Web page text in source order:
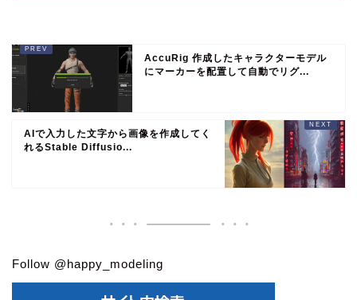
AccuRig 作成したキャラクターモデル
にマーカーを配置して自動でリグ...
AIで入力した文字から画像を作成してく
れるStable Diffusio...
Follow @happy_modeling